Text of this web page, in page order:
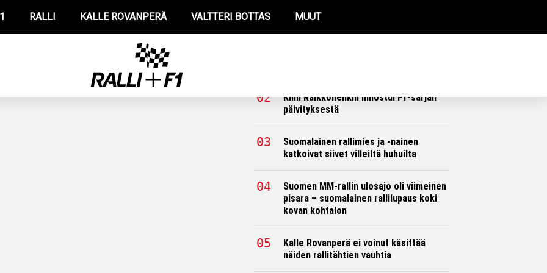
RALLI KALLE ROVANPERÄ VALTTERI BOTTAS MUUT
Kimi Räikkönenkin innostui F1-sarjan
päivityksestä
Suomalainen rallimies ja -nainen
katkoivat siivet villeiltä huhuilta
Suomen MM-rallin ulosajo oli viimeinen
pisara – suomalainen rallilupaus koki
kovan kohtalon
Kalle Rovanperä ei voinut käsittää
näiden rallitähtien vauhtia